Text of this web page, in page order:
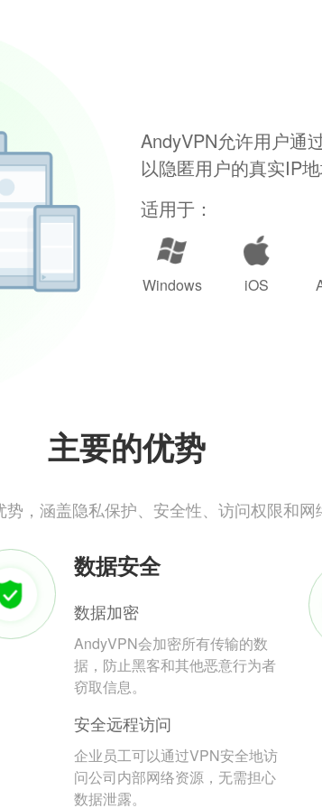
AndyVPN允许用户通
以隐匿用户的真实IP
适用于：
Windows iOS
主要的优势
，涵盖隐私保护、安全性、访问权限和网
数据安全
数据加密
AndyVPN会加密所有传输的数
据，防止黑客和其他恶意行为者
窃取信息。
安全远程访问
企业员工可以通过VPN安全地访
问公司内部网络资源，无需担心
数据泄露。